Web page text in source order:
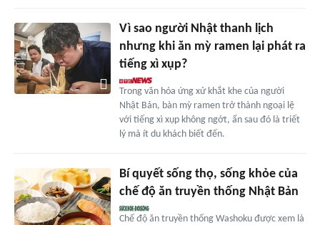
Vì sao người Nhật thanh lịch
nhưng khi ăn mỳ ramen lại phát ra
tiếng xì xụp?
Trong văn hóa ứng xử khắt khe của người
Nhật Bản, bàn mỳ ramen trở thành ngoại lệ
với tiếng xì xụp không ngớt, ẩn sau đó là triết
lý mà ít du khách biết đến.
Bí quyết sống thọ, sống khỏe của
chế độ ăn truyền thống Nhật Bản
Chế độ ăn truyền thống Washoku được xem là